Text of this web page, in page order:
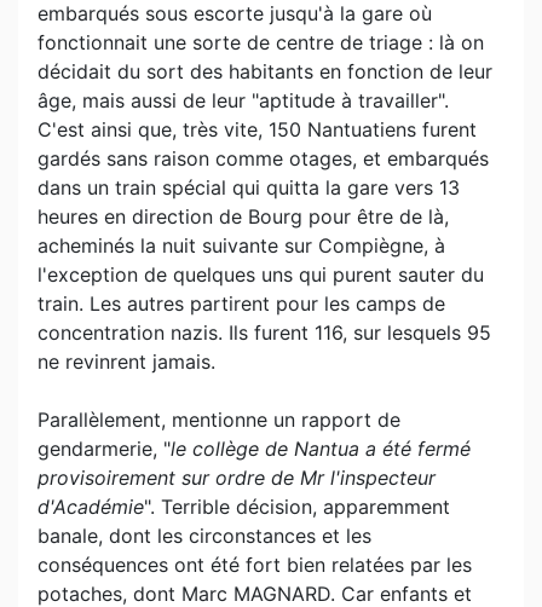
embarqués sous escorte jusqu'à la gare où
fonctionnait une sorte de centre de triage : là on
décidait du sort des habitants en fonction de leur
âge, mais aussi de leur "aptitude à travailler".
C'est ainsi que, très vite, 150 Nantuatiens furent
gardés sans raison comme otages, et embarqués
dans un train spécial qui quitta la gare vers 13
heures en direction de Bourg pour être de là,
acheminés la nuit suivante sur Compiègne, à
l'exception de quelques uns qui purent sauter du
train. Les autres partirent pour les camps de
concentration nazis. Ils furent 116, sur lesquels 95
ne revinrent jamais.
Parallèlement, mentionne un rapport de
gendarmerie, "le collège de Nantua a été fermé
provisoirement sur ordre de Mr l'inspecteur
d'Académie". Terrible décision, apparemment
banale, dont les circonstances et les
conséquences ont été fort bien relatées par les
potaches, dont Marc MAGNARD. Car enfants et